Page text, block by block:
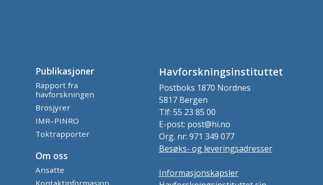
Publikasjoner
Rapport fra
havforskningen
Brosjyrer
IMR–PINRO
Toktrapporter
Om oss
Ansatte
Kontaktinformasjon
Havforskningsinstituttet
Postboks 1870 Nordnes
5817 Bergen
Tlf: 55 23 85 00
E-post: post@hi.no
Org. nr: 971 349 077
Besøks- og leveringsadresser
Informasjonskapsler